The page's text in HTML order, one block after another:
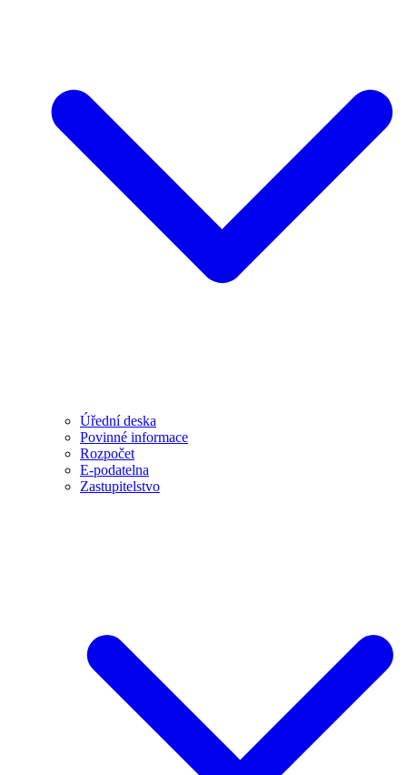
Úřední deska
Povinné informace
Rozpočet
E-podatelna
Zastupitelstvo